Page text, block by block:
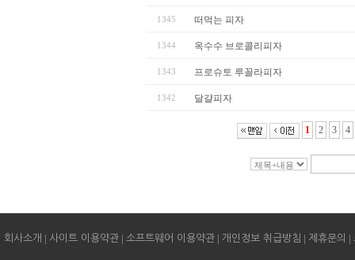
1345 떠먹는 피자
1344 옥수수 브로콜리피자
1343 프로슈토 루꼴라피자
1342 달걀피자
1 2 3 4
회사소개 | 사이트 이용약관 | 소프트웨어 이용약관 | 개인정보 취급방침 | 제휴문의 |